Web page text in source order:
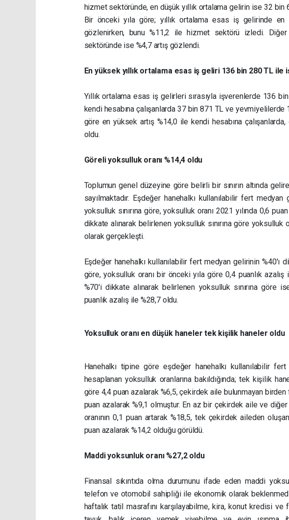
hizmet sektöründe, en düşük yıllık ortalama gelirin ise 32
Bir önceki yıla göre; yıllık ortalama esas iş gelirinde
gözlenirken, bunu %11,2 ile hizmet sektörü izledi.
sektöründe ise %4,7 artış gözlendi.
En yüksek yıllık ortalama esas iş geliri 136 bin 280 TL
Yıllık ortalama esas iş gelirleri sırasıyla işverenlerde 136
kendi hesabına çalışanlarda 37 bin 871 TL ve yevmiyelilerde
göre en yüksek artış %14,0 ile kendi hesabına
oldu.
Göreli yoksulluk oranı %14,4 oldu
Toplumun genel düzeyine göre belirli bir sınırın altında
sayılmaktadır. Eşdeğer hanehalkı kullanılabilir fert
yoksulluk sınırına göre, yoksulluk oranı 2021 yılında 0,6
dikkate alınarak belirlenen yoksulluk sınırına göre yoksulluk
olarak gerçekleşti.
Eşdeğer hanehalkı kullanılabilir fert medyan gelirinin %40'ı
göre, yoksulluk oranı bir önceki yıla göre 0,4 puanlık
%70'i dikkate alınarak belirlenen yoksulluk sınırına göre
puanlık azalış ile %28,7 oldu.
Yoksulluk oranı en düşük haneler tek kişilik haneler oldu
Hanehalkı tipine göre eşdeğer hanehalkı kullanılabilir
hesaplanan yoksulluk oranlarına bakıldığında; tek kişilik
göre 4,4 puan azalarak %6,5, çekirdek aile bulunmayan
puan azalarak %9,1 olmuştur. En az bir çekirdek aile ve
oranının 0,1 puan artarak %18,5, tek çekirdek aileden
puan azalarak %14,2 olduğu görüldü.
Maddi yoksunluk oranı %27,2 oldu
Finansal sıkıntıda olma durumunu ifade eden maddi
telefon ve otomobil sahipliği ile ekonomik olarak
haftalık tatil masrafını karşılayabilme, kira, konut kredisi